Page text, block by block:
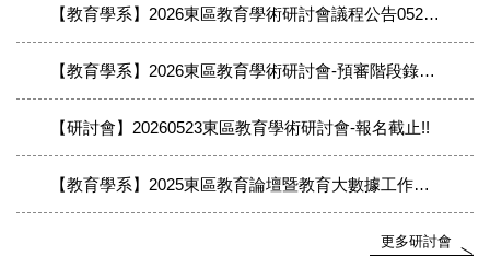
【教育學系】2026東區教育學術研討會議程公告0521(最終議程以公告為準)
【教育學系】2026東區教育學術研討會-預審階段錄取名單
【研討會】20260523東區教育學術研討會-報名截止!!
【教育學系】2025東區教育論壇暨教育大數據工作坊-議程
更多研討會